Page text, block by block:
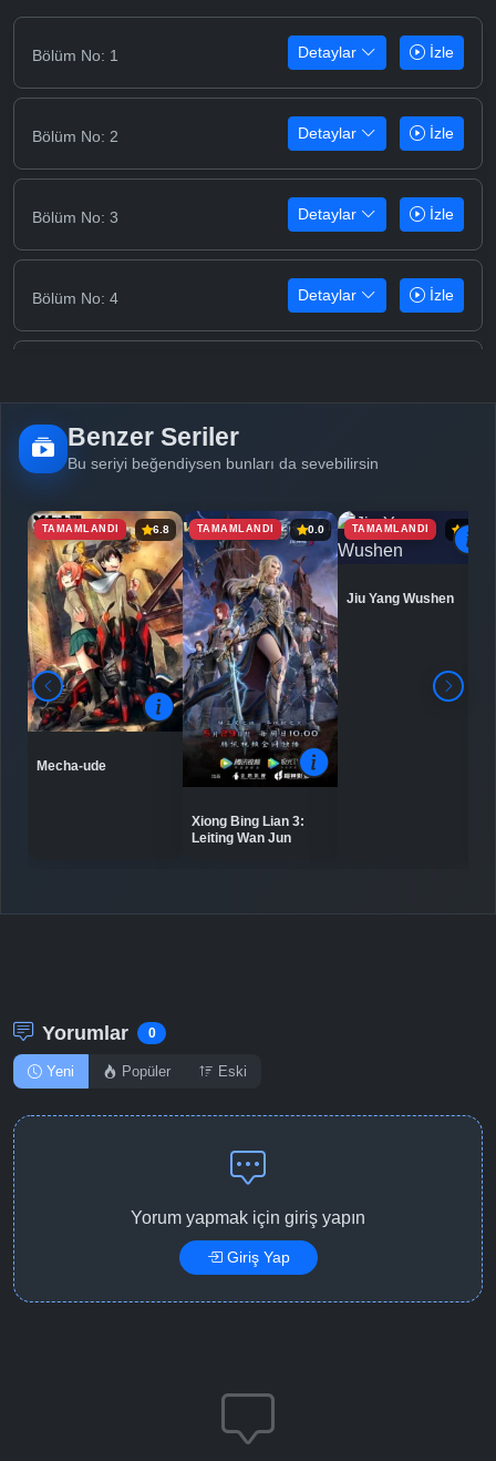
Bölüm No: 1 Detaylar İzle
Bölüm No: 2 Detaylar İzle
Bölüm No: 3 Detaylar İzle
Bölüm No: 4 Detaylar İzle
Bölüm No: 6 Detaylar
Bölüm No: 7 Detaylar İzle
Bölüm No: 8 Detaylar
Bölüm No: 9 Detaylar İzle
Detaylar
Benzer Seriler
Bu seriyi beğendiysen bunları da sevebilirsin
TAMAMLANDI 6.8
Mecha-ude
TAMAMLANDI 0.0
Xiong Bing Lian 3:
Leiting Wan Jun
TAMAMLANDI 6.9
Jiu Yang Wushen
Yorumlar 0
Yeni Popüler Eski
Yorum yapmak için giriş yapın
Giriş Yap